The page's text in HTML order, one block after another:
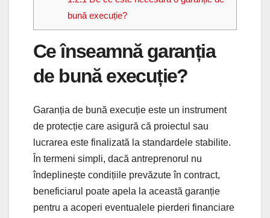
bună execuție?
Ce înseamnă garanția
de bună execuție?
Garanția de bună execuție este un instrument
de protecție care asigură că proiectul sau
lucrarea este finalizată la standardele stabilite.
În termeni simpli, dacă antreprenorul nu
îndeplinește condițiile prevăzute în contract,
beneficiarul poate apela la această garanție
pentru a acoperi eventualele pierderi financiare